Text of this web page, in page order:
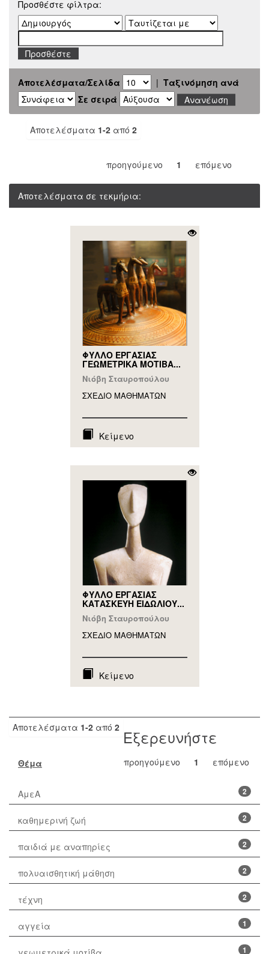
Προσθέστε φίλτρα:
Αποτελέσματα/Σελίδα | Ταξινόμηση ανά
Σε σειρά
Αποτελέσματα 1-2 από 2
προηγούμενο 1 επόμενο
Αποτελέσματα σε τεκμήρια:
ΦΥΛΛΟ ΕΡΓΑΣΙΑΣ
ΓΕΩΜΕΤΡΙΚΑ ΜΟΤΙΒΑ...
Νιόβη Σταυροπούλου
ΣΧΕΔΙΟ ΜΑΘΗΜAΤΩΝ
Κείμενο
ΦΥΛΛΟ ΕΡΓΑΣΙΑΣ
ΚΑΤΑΣΚΕΥΗ ΕΙΔΩΛΙΟΥ...
Νιόβη Σταυροπούλου
ΣΧΕΔΙΟ ΜΑΘΗΜAΤΩΝ
Κείμενο
Αποτελέσματα 1-2 από 2
προηγούμενο 1 επόμενο
Εξερευνήστε
Θέμα
2
ΑμεΑ
2
καθημερινή ζωή
2
παιδιά με αναπηρίες
2
πολυαισθητική μάθηση
2
τέχνη
1
αγγεία
1